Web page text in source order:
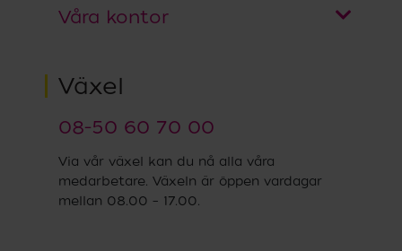
Växel
08-50 60 70 00
Via vår växel kan du nå alla våra
medarbetare. Växeln är öppen vardagar
mellan 08.00 – 17.00.